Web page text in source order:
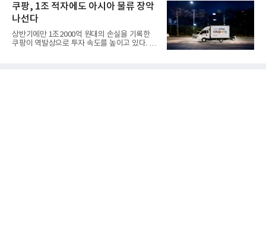
쿠팡, 1조 적자에도 아시아 물류 장악
나선다
상반기에만 1조2000억 원대의 손실을 기록한
쿠팡이 역발상으로 투자 속도를 높이고 있다. 이